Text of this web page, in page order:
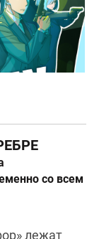
со всем
лежат